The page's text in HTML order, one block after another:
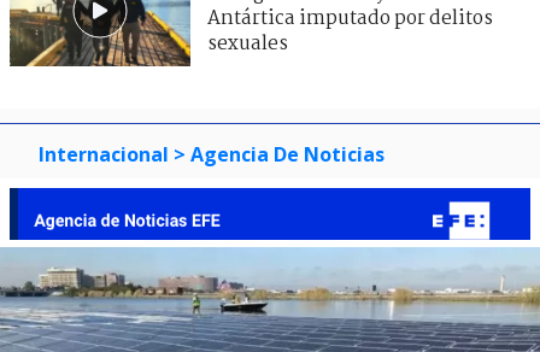
Antártica imputado por delitos
sexuales
Internacional > Agencia De Noticias